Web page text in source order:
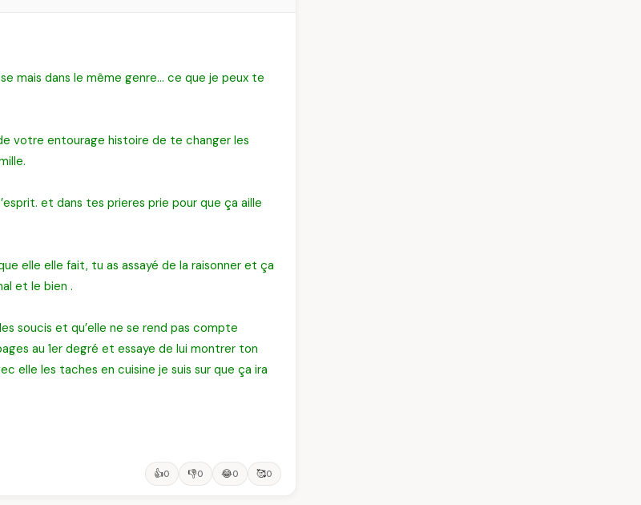
mais dans le même genre… ce que je peux te
votre entourage histoire de te changer les
et dans tes prieres prie pour que ça aille
elle elle fait, tu as assayé de la raisonner et ça
et le bien .
soucis et qu’elle ne se rend pas compte
au 1er degré et essaye de lui montrer ton
elle les taches en cuisine je suis sur que ça ira
👍0 👎0 😂0 🥰0